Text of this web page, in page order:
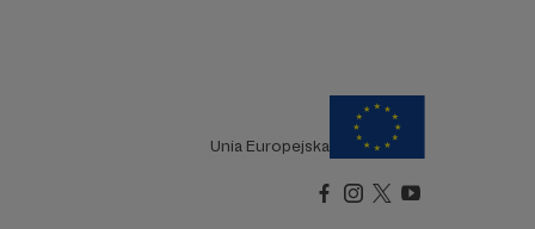
Unia Europejska